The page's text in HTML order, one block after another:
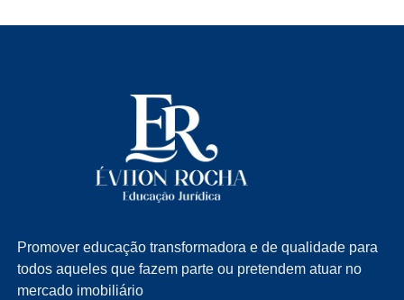
Promover educação transformadora e de qualidade para
todos aqueles que fazem parte ou pretendem atuar no
mercado imobiliário